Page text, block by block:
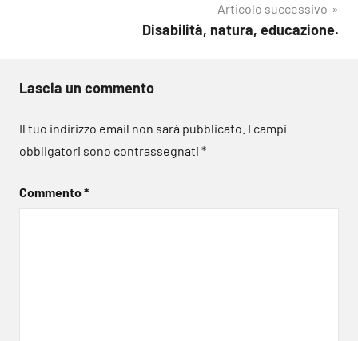
Articolo successivo
Disabilità, natura, educazione.
Lascia un commento
Il tuo indirizzo email non sarà pubblicato. I campi
obbligatori sono contrassegnati *
Commento*